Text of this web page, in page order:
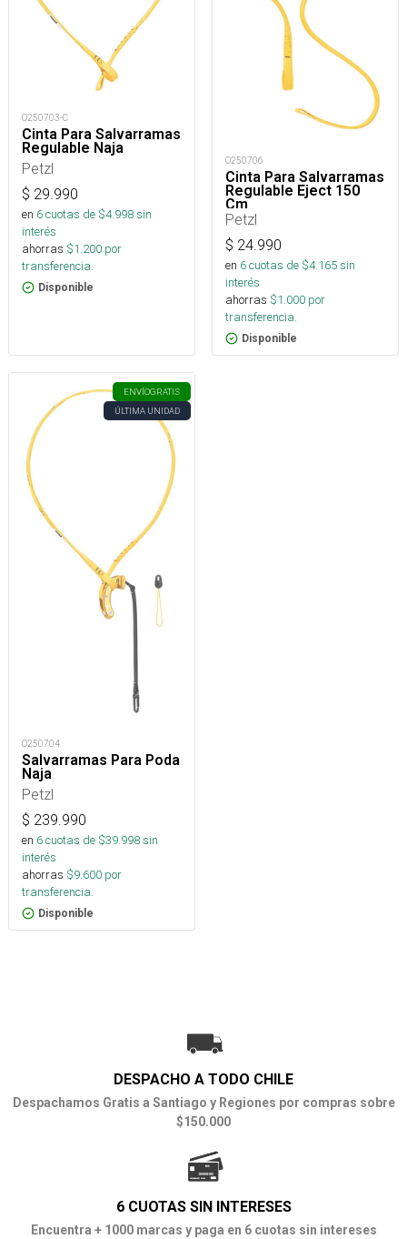
O250703-C
Cinta Para Salvarramas
Regulable Naja
Petzl
$ 29.990
en 6cuotas de $4.998sin
interés
ahorras $1.200 por
transferencia.
Disponible
O250706
Cinta Para Salvarramas
Regulable Eject 150
Cm
Petzl
$ 24.990
en 6cuotas de $4.165sin
interés
ahorras $1.000 por
transferencia.
Disponible
ENVÍOGRATIS
ÚLTIMA UNIDAD
O250704
Salvarramas Para Poda
Naja
Petzl
$ 239.990
en 6cuotas de $39.998sin
interés
ahorras $9.600 por
transferencia.
Disponible
DESPACHO A TODO CHILE
Despachamos Gratis a Santiago y Regiones por compras sobre
$150.000
6 CUOTAS SIN INTERESES
Encuentra + 1000 marcas y paga en 6 cuotas sin intereses